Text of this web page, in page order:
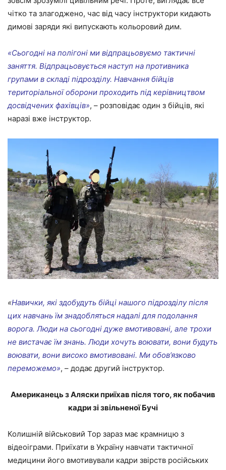
чітко та злагоджено, час від часу інструктори кидають
димові заряди які випускають кольоровий дим.
«Сьогодні на полігоні ми відпрацьовуємо тактичні
заняття. Відпрацьовується наступ на противника
групами в складі підрозділу. Навчання бійців
територіальної оборони проходить під керівництвом
досвідчених фахівців», – розповідає один з бійців, які
наразі вже інструктор.
«Навички, які здобудуть бійці нашого підрозділу після
цих навчань їм знадобляться надалі для подолання
ворога. Люди на сьогодні дуже вмотивовані, але трохи
не вистачає їм знань. Люди хочуть воювати, вони будуть
воювати, вони високо вмотивовані. Ми обов’язково
переможемо», – додає другий інструктор.
Американець з Аляски приїхав після того, як побачив
кадри зі звільненої Бучі
Колишній військовий Тор зараз має крамницю з
відеоіграми. Приїхати в Україну навчати тактичної
медицини його вмотивували кадри звірств російських